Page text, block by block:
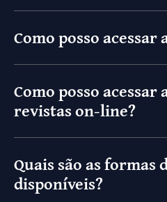
Como posso acessar
Como posso acessar
revistas on-line?
Quais são as formas
disponíveis?